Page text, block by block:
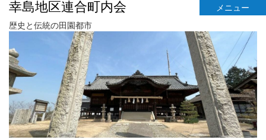
幸島地区連合町内会
メニュー
歴史と伝統の田園都市